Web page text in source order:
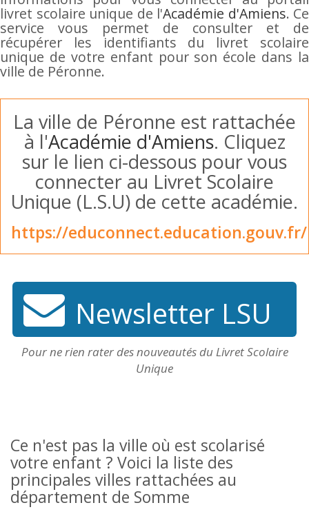
livret scolaire unique de l'Académie d'Amiens. Ce
service vous permet de consulter et de
récupérer les identifiants du livret scolaire
unique de votre enfant pour son école dans la
ville de Péronne.
La ville de Péronne est rattachée
à l'Académie d'Amiens. Cliquez
sur le lien ci-dessous pour vous
connecter au Livret Scolaire
Unique (L.S.U) de cette académie.
https://educonnect.education.gouv.fr/
Newsletter LSU
Pour ne rien rater des nouveautés du Livret Scolaire
Unique
Ce n'est pas la ville où est scolarisé
votre enfant ? Voici la liste des
principales villes rattachées au
département de Somme